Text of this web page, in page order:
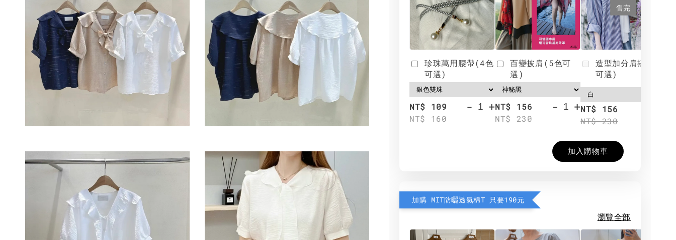
珍珠萬用腰帶(4色
可選)
NT$ 109
NT$ 160
- +
百變披肩(5色可
選)
NT$ 156
NT$ 230
- +
售完
造型加分肩搭(4色
可選)
NT$ 156
NT$ 230
加入購物車
加購 MIT防曬透氣棉T 只要190元
瀏覽全部